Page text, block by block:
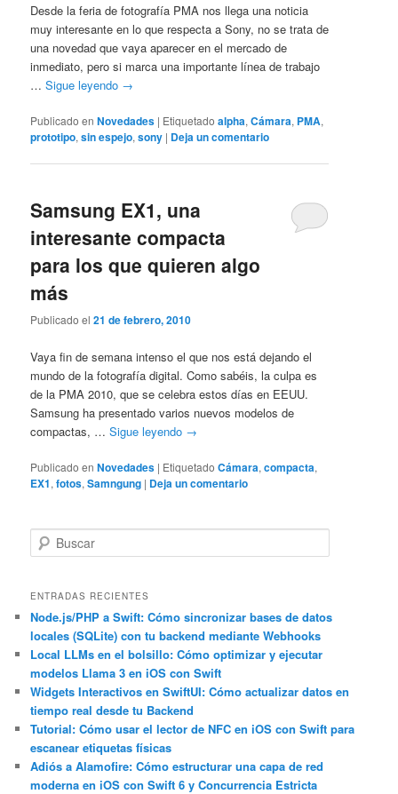
Desde la feria de fotografía PMA nos llega una noticia
muy interesante en lo que respecta a Sony, no se trata de
una novedad que vaya aparecer en el mercado de
inmediato, pero si marca una importante línea de trabajo
…Sigue leyendo →
Publicado en Novedades | Etiquetado alpha,Cámara, PMA,
prototipo,sin espejo,sony | Deja un comentario
Samsung EX1, una
interesante compacta
para los que quieren algo
más
Publicado el21 de febrero, 2010
Vaya fin de semana intenso el que nos está dejando el
mundo de la fotografía digital. Como sabéis, la culpa es
de la PMA 2010, que se celebra estos días en EEUU.
Samsung ha presentado varios nuevos modelos de
compactas, …Sigue leyendo →
Publicado en Novedades | Etiquetado Cámara,compacta,
EX1,fotos,Samngung | Deja un comentario
u
c
a
r
ENTRADAS RECIENTES
Node.js/PHP a Swift: Cómo sincronizar bases de datos
locales (SQLite) con tu backend mediante Webhooks
Local LLMs en el bolsillo: Cómo optimizar y ejecutar
modelos Llama 3 en iOS con Swift
Widgets Interactivos en SwiftUI: Cómo actualizar datos en
tiempo real desde tu Backend
Tutorial: Cómo usar el lector de NFC en iOS con Swift para
escanear etiquetas físicas
Adiós a Alamofire: Cómo estructurar una capa de red
moderna en iOS con Swift 6 y Concurrencia Estricta